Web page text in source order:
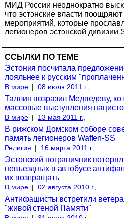
МИД России неоднократно
что эстонские власти
мероприятий, которые
легионеров эстонской дивизии
ССЫЛКИ ПО ТЕМЕ
Эстония посчитала
лояльнее к русским
В мире | 08 июля 2011 г.,
Таллин возразил Медведеву,
массовые выступления
В мире | 13 мая 2011 г.,
В рижском Домском соборе
память легионеров Waffen-SS
Религия | 16 марта 2011 г.,
Эстонский пограничник
невъездных в автобусе
их возвращать
В мире | 02 августа 2010 г.,
Антифашисты встретили
"живой стеной Памяти"